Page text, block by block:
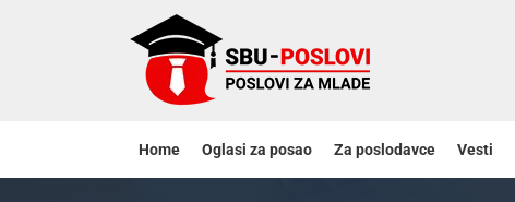
Home Oglasi za posao Za poslodavce Vesti